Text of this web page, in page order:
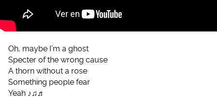
Oh, maybe I’m a ghost
Specter of the wrong cause
A thorn without a rose
Something people fear
Yeah ♪♫♬